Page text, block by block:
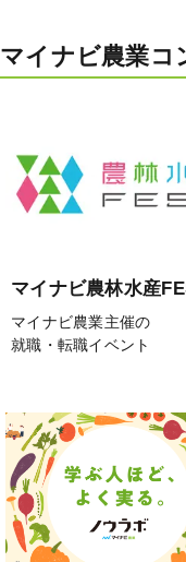
マイナビ農業コ
マイナビ農林水産
マイナビ農業主催の
就職・転職イベント